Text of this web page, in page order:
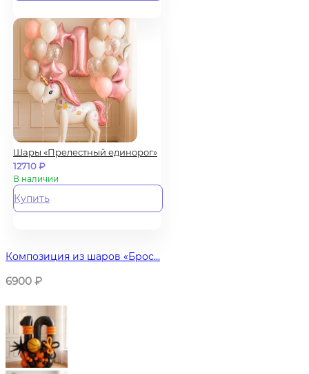
Шары «Прелестный единорог»
12710₽
В наличии
Купить
Композиция из шаров «Брос...
6900 ₽